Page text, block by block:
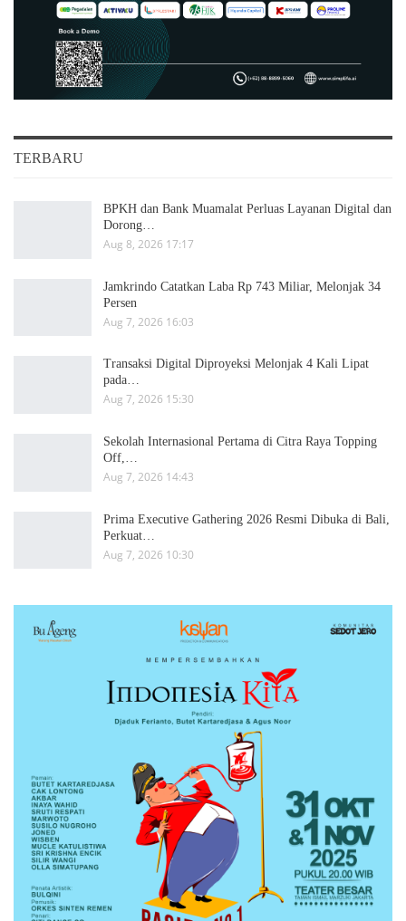
TERBARU
BPKH dan Bank Muamalat Perluas Layanan Digital dan
Dorong…
Aug 8, 2026 17:17
Jamkrindo Catatkan Laba Rp 743 Miliar, Melonjak 34
Persen
Aug 7, 2026 16:03
Transaksi Digital Diproyeksi Melonjak 4 Kali Lipat
pada…
Aug 7, 2026 15:30
Sekolah Internasional Pertama di Citra Raya Topping
Off,…
Aug 7, 2026 14:43
Prima Executive Gathering 2026 Resmi Dibuka di Bali,
Perkuat…
Aug 7, 2026 10:30